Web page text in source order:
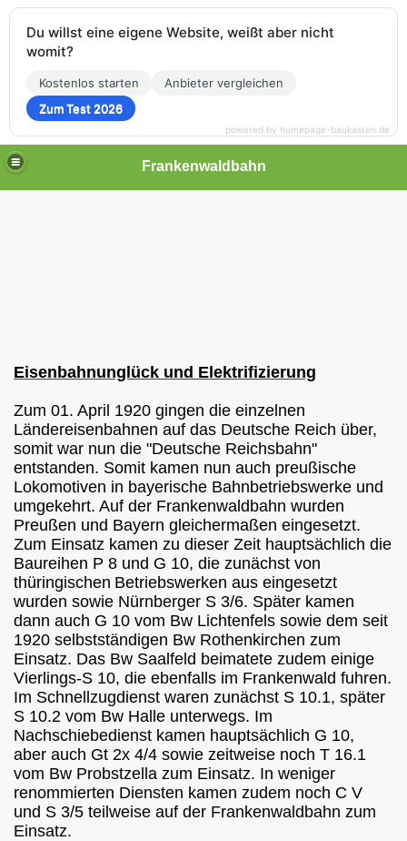
Frankenwaldbahn
Eisenbahnunglück und Elektrifizierung
Zum 01. April 1920 gingen die einzelnen
Ländereisenbahnen auf das Deutsche Reich über,
somit war nun die "Deutsche Reichsbahn"
entstanden. Somit kamen nun auch preußische
Lokomotiven in bayerische Bahnbetriebswerke und
umgekehrt. Auf der Frankenwaldbahn wurden
Preußen und Bayern gleichermaßen eingesetzt.
Zum Einsatz kamen zu dieser Zeit hauptsächlich die
Baureihen P 8 und G 10, die zunächst von
thüringischen Betriebswerken aus eingesetzt
wurden sowie Nürnberger S 3/6. Später kamen
dann auch G 10 vom Bw Lichtenfels sowie dem seit
1920 selbstständigen Bw Rothenkirchen zum
Einsatz. Das Bw Saalfeld beimatete zudem einige
Vierlings-S 10, die ebenfalls im Frankenwald fuhren.
Im Schnellzugdienst waren zunächst S 10.1, später
S 10.2 vom Bw Halle unterwegs. Im
Nachschiebedienst kamen hauptsächlich G 10,
aber auch Gt 2x 4/4 sowie zeitweise noch T 16.1
vom Bw Probstzella zum Einsatz. In weniger
renommierten Diensten kamen zudem noch C V
und S 3/5 teilweise auf der Frankenwaldbahn zum
Einsatz.
Du willst eine eigene Website, weißt aber nicht
womit?
Kostenlos starten
Anbieter vergleichen
Zum Test 2026
powered by homepage-baukasten.de